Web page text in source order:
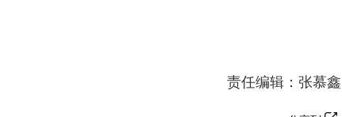
责任编辑：张慕鑫